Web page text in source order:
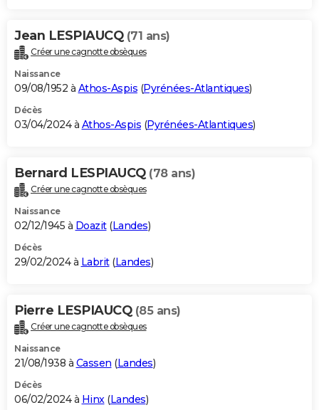
Jean LESPIAUCQ (71 ans)
Créer une cagnotte obsèques
Naissance
09/08/1952 à Athos-Aspis (Pyrénées-Atlantiques)
Décès
03/04/2024 à Athos-Aspis (Pyrénées-Atlantiques)
Bernard LESPIAUCQ (78 ans)
Créer une cagnotte obsèques
Naissance
02/12/1945 à Doazit(Landes)
Décès
29/02/2024 à Labrit(Landes)
Pierre LESPIAUCQ (85 ans)
Créer une cagnotte obsèques
Naissance
21/08/1938 à Cassen (Landes)
Décès
06/02/2024 à Hinx(Landes)